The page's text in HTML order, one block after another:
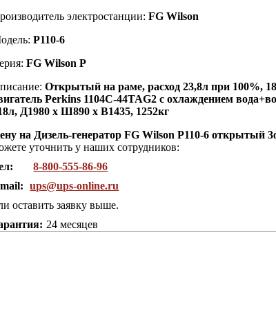
электростанции:FG Wilson
P110-6
FG Wilson P
Открытый на раме, расход 23,8л при 100%,
Perkins 1104С-44TAG2 с охлаждением
Д1980 х Ш890 х В1435, 1252кг
на Дизель-генератор FG Wilson P110-6 открытый
уточнить у наших сотрудников:
8-800-555-86-96
ups@ups-online.ru
оставить заявку выше.
24 месяцев